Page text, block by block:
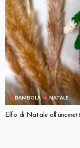
BAMBOLA NATALE
Elfo di Natale